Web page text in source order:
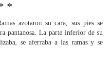
*
azotaron su cara, sus pies se
pantanosa. La parte inferior de su
se aferraba a las ramas y se